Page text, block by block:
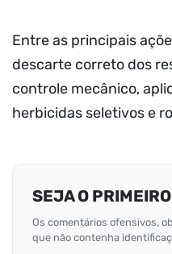
Entre as principais
descarte correto dos
controle mecânico,
herbicidas seletivos e
SEJA O
Os comentários ofensivos,
que não contenha